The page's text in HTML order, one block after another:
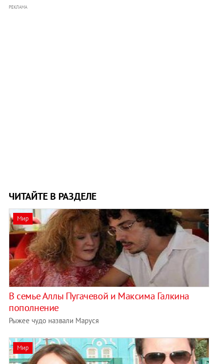
РЕКЛАМА
ЧИТАЙТЕ В РАЗДЕЛЕ
Мир
В семье Аллы Пугачевой и Максима Галкина
пополнение
Рыжее чудо назвали Маруся
Мир